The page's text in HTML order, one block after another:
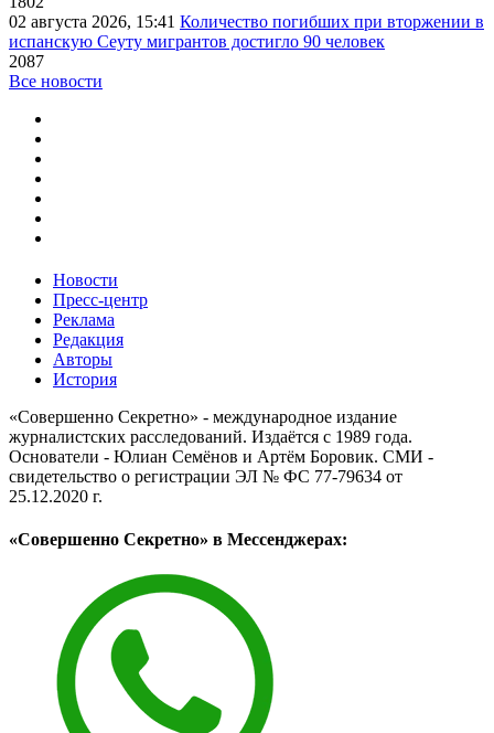
02 августа 2026, 15:41 Количество погибших при вторжении в
испанскую Сеуту мигрантов достигло 90 человек
2087
Все новости
Новости
Пресс-центр
Реклама
Редакция
Авторы
История
«Совершенно Секретно» - международное издание
журналистских расследований. Издаётся с 1989 года.
Основатели - Юлиан Семёнов и Артём Боровик. CМИ -
свидетельство о регистрации ЭЛ № ФС 77-79634 от
25.12.2020 г.
«Совершенно Секретно» в Мессенджерах: